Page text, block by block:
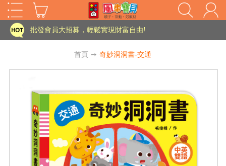
HOT
批發會員大招募，輕鬆實現財富自由!
老師您好!!幼教會員火熱招募中~
批發會員大招募，輕鬆實現財富自由!
老師您好!!幼教會員火熱招募中~
首頁 ➙ 奇妙洞洞書-交通